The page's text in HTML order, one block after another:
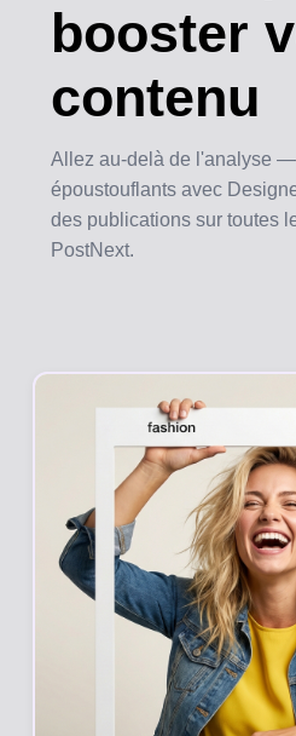
booster
contenu
Allez au-delà de l'analyse
époustouflants avec
des publications sur toutes
PostNext.